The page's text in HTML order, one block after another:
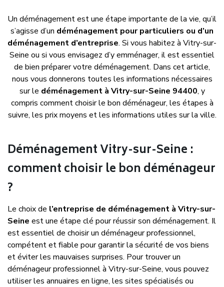
Un déménagement est une étape importante de la vie, qu’il
s’agisse d’un déménagement pour particuliers ou d’un
déménagement d’entreprise. Si vous habitez à Vitry-sur-
Seine ou si vous envisagez d’y emménager, il est essentiel
de bien préparer votre déménagement. Dans cet article,
nous vous donnerons toutes les informations nécessaires
sur le déménagement à Vitry-sur-Seine 94400, y
compris comment choisir le bon déménageur, les étapes à
suivre, les prix moyens et les informations utiles sur la ville.
Déménagement Vitry-sur-Seine :
comment choisir le bon déménageur
?
Le choix de l’entreprise de déménagement à Vitry-sur-
Seine est une étape clé pour réussir son déménagement. Il
est essentiel de choisir un déménageur professionnel,
compétent et fiable pour garantir la sécurité de vos biens
et éviter les mauvaises surprises. Pour trouver un
déménageur professionnel à Vitry-sur-Seine, vous pouvez
utiliser les annuaires en ligne, les sites spécialisés ou